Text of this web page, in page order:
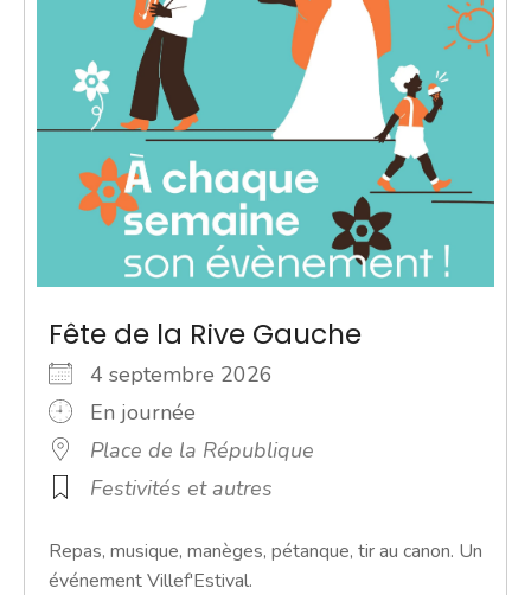
Fête de la Rive Gauche
4 septembre 2026
En journée
Place de la République
Festivités et autres
Repas, musique, manèges, pétanque, tir au canon. Un
événement Villef'Estival.